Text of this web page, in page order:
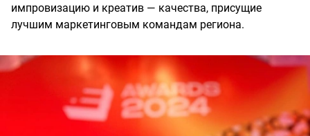
импровизацию и креатив — качества, присущие
лучшим маркетинговым командам региона.